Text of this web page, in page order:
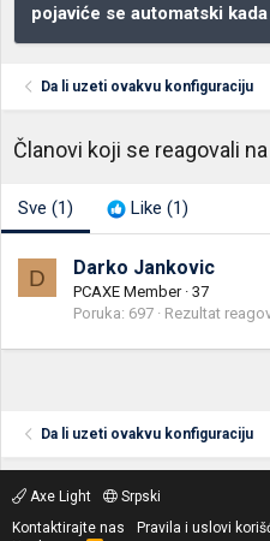
pojaviće se automatski
Da li uzeti ovakvu konfiguraciju
Članovi koji se reagovali
Sve (1) Like (1)
D Darko Jankovic
PCAXE Member · 37
Poruka 697 Rezultat
Da li uzeti ovakvu konfiguraciju
Axe Light
Srpski
Kontaktirajte nas
Pravila i uslovi